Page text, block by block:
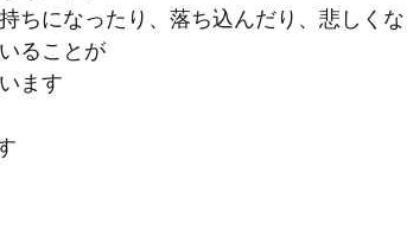
ちになったり、落ち込んだり、悲しく
ることが
ます